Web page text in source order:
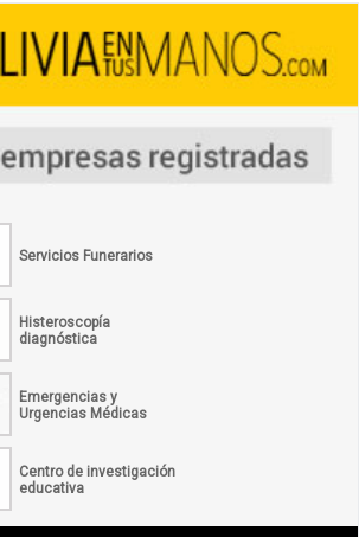
Servicios Funerarios
Histeroscopía
diagnóstica
Emergencias y
Urgencias Médicas
Centro de investigación
educativa